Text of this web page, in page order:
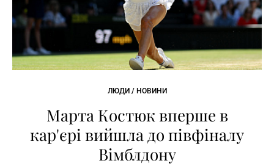
ЛЮДИ / НОВИНИ
Марта Костюк вперше в
кар'єрі вийшла до півфіналу
Вімблдону